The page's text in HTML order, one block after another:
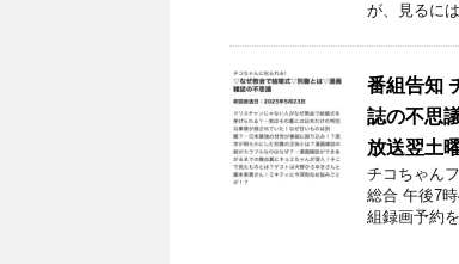
が、見るに
番組告知
誌の不思
放送翌土
チコちゃん
総合 午後7
組録画予約